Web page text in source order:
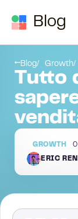
Blog
Blog Growth
Tutto
GROWTH
ERIC